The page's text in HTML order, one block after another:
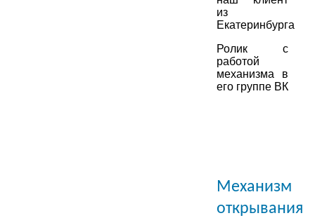
из
Екатеринбурга
Ролик с
работой
механизма в
его группе ВК
Механизм
открывания